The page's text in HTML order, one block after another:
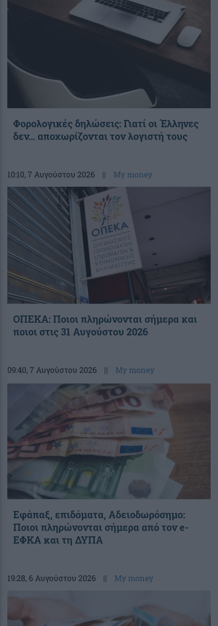
Φορολογικές δηλώσεις: Γιατί οι Έλληνες
δεν… αποχωρίζονται τον λογιστή τους
10:10, 7 Αυγούστου 2026 || My money
ΟΠΕΚΑ: Ποιοι πληρώνονται σήμερα και
ποιοι στις 31 Αυγούστου 2026
09:40, 7 Αυγούστου 2026 || My money
Εφάπαξ, επιδόματα, Αδειοδωρόσημο:
Ποιοι πληρώνονται σήμερα από τον e-
ΕΦΚΑ και τη ΔΥΠΑ
19:28, 6 Αυγούστου 2026 || My money